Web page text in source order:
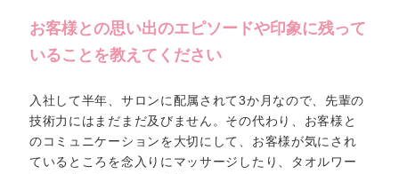
お客様との思い出のエピソードや印象に残って
いることを教えてください
入社して半年、サロンに配属されて3か月なので、先輩の
技術力にはまだまだ及びません。その代わり、お客様と
のコミュニケーションを大切にして、お客様が気にされ
ているところを念入りにマッサージしたり、タオルワー